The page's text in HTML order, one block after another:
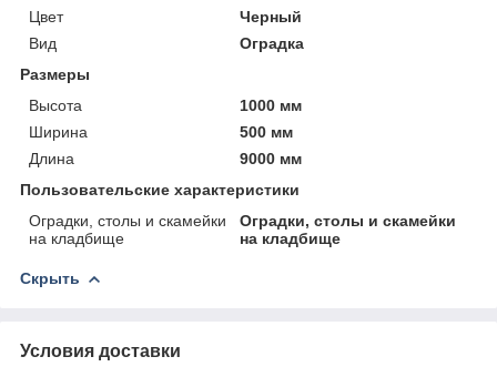
Цвет
Черный
Вид
Оградка
Размеры
Высота
1000 мм
Ширина
500 мм
Длина
9000 мм
Пользовательские характеристики
Оградки, столы и скамейки
на кладбище
Оградки, столы и скамейки
на кладбище
Скрыть
Условия доставки